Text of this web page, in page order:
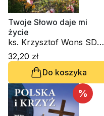
Twoje Słowo daje mi
życie
ks. Krzysztof Wons SDS,
kard. Gianfranco Ravasi,
kardynał Grzegorz Ryś, o.
Raniero Cantalamessa
OFM Cap., ks. Waldemar
Chrostowski, Innocenzo
Gargano OSBCam.,
Amedeo Cencini FdCC,
32,20 zł
Do koszyka
%